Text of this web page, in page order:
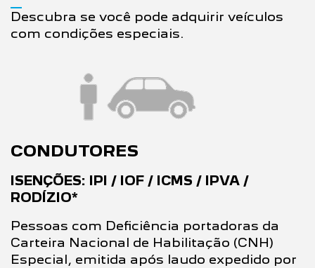
Descubra se você pode adquirir veículos
com condições especiais.
CONDUTORES
ISENÇÕES: IPI / IOF / ICMS / IPVA /
RODÍZIO*
Pessoas com Deficiência portadoras da
Carteira Nacional de Habilitação (CNH)
Especial, emitida após laudo expedido por